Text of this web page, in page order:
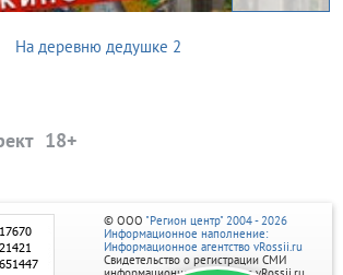
На деревню дедушке 2
© ООО "Регион центр" 2004 - 2026
Информационное наполнение:
Информационное агентство vRossii.ru
Свидетельство о регистрации СМИ